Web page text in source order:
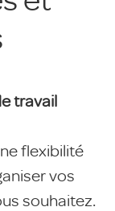
travail
flexibilité
vos
souhaitez.